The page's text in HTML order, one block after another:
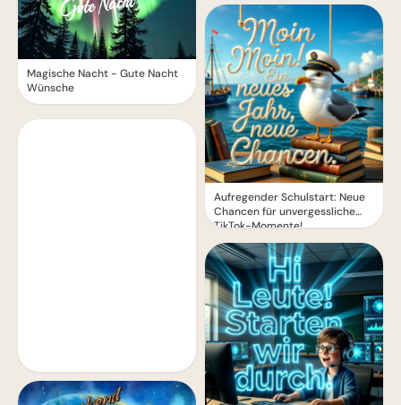
Magische Nacht - Gute Nacht
Wünsche
Aufregender Schulstart: Neue
Chancen für unvergessliche
TikTok-Momente!